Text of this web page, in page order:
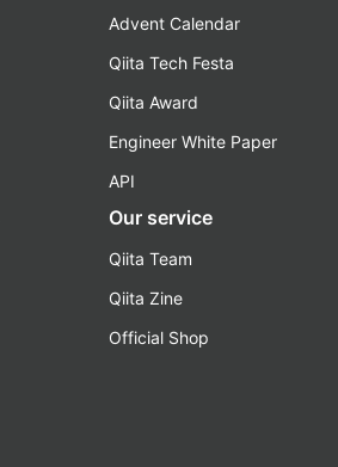
Advent Calendar
Qiita Tech Festa
Qiita Award
Engineer White Paper
API
Our service
Qiita Team
Qiita Zine
Official Shop